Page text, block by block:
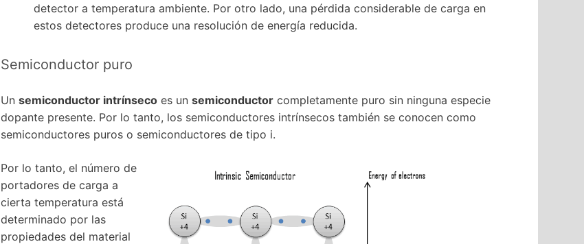
detector a temperatura ambiente. Por otro lado, una pérdida considerable de carga en
estos detectores produce una resolución de energía reducida.
Semiconductor puro
Un semiconductor intrínseco es un semiconductor completamente puro sin ninguna especie
dopante presente. Por lo tanto, los semiconductores intrínsecos también se conocen como
semiconductores puros o semiconductores de tipo i.
Por lo tanto, el número de
portadores de carga a
cierta temperatura está
determinado por las
propiedades del material